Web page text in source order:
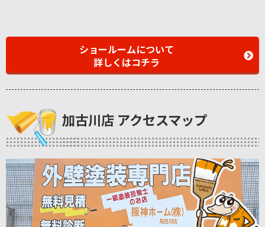
ショールームについて
詳しくはコチラ
加古川店 アクセスマップ